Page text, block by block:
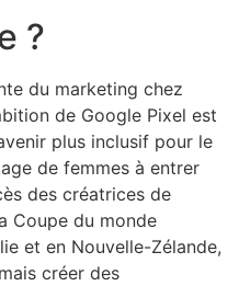
?
du marketing chez
de Google Pixel est
plus inclusif pour le
de femmes à entrer
des créatrices de
Coupe du monde
et en Nouvelle-Zélande,
créer des